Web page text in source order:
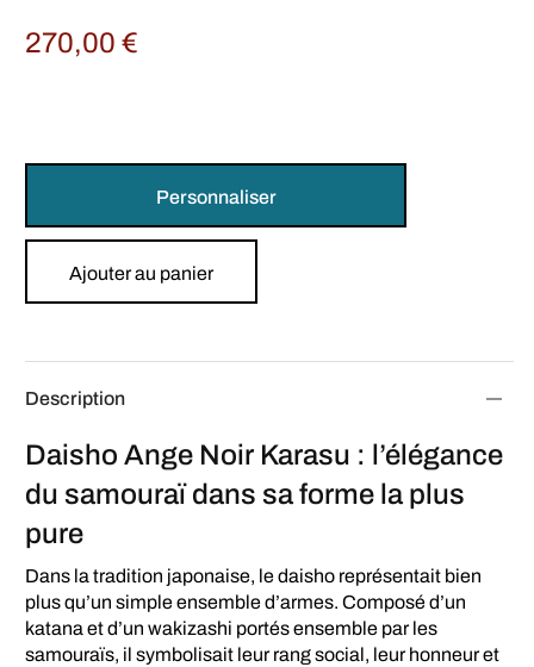
270,00€
Personnaliser
Ajouter au panier
Description
Daisho Ange Noir Karasu : l’élégance
du samouraï dans sa forme la plus
pure
Dans la tradition japonaise, le daisho représentait bien
plus qu’un simple ensemble d’armes. Composé d’un
katana et d’un wakizashi portés ensemble par les
samouraïs, il symbolisait leur rang social, leur honneur et